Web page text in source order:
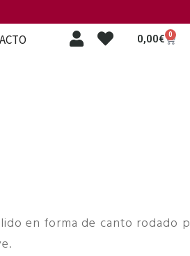
0,00€ 0
en forma de canto rodado